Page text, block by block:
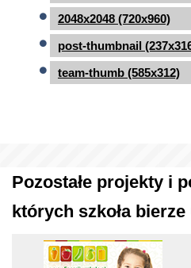
2048x2048 (720x960)
post-thumbnail
team-thumb (585x312)
Pozostałe projekty i
których szkoła bierze